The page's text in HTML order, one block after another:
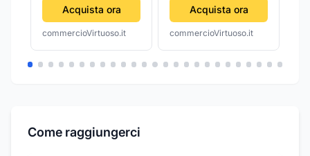
Acquista ora
commercioVirtuoso.it
Acquista ora
commercioVirtuoso.it
Come raggiungerci